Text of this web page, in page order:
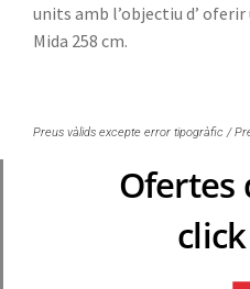
units amb l’objectiu d’
Mida 258 cm.
Preus vàlids excepte error tipogràfic /
Ofertes